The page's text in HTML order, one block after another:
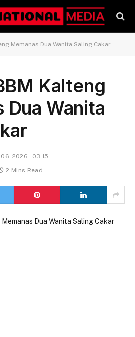
Memanas Dua Wanita Saling Cakar
Kalteng
Dua Wanita
2026 - 03.15
2 Mins Read